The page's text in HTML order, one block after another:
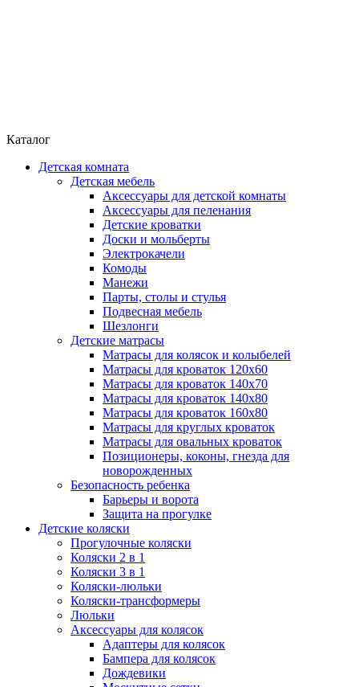
Каталог
Детская комната
Детская мебель
Аксессуары для детской комнаты
Аксессуары для пеленания
Детские кроватки
Доски и мольберты
Электрокачели
Комоды
Манежи
Парты, столы и стулья
Подвесная мебель
Шезлонги
Детские матрасы
Матрасы для колясок и колыбелей
Матрасы для кроваток 120х60
Матрасы для кроваток 140х70
Матрасы для кроваток 140х80
Матрасы для кроваток 160х80
Матрасы для круглых кроваток
Матрасы для овальных кроваток
Позиционеры, коконы, гнезда для
новорожденных
Безопасность ребенка
Барьеры и ворота
Защита на прогулке
Детские коляски
Прогулочные коляски
Коляски 2 в 1
Коляски 3 в 1
Коляски-люльки
Коляски-трансформеры
Люльки
Аксессуары для колясок
Адаптеры для колясок
Бампера для колясок
Дождевики